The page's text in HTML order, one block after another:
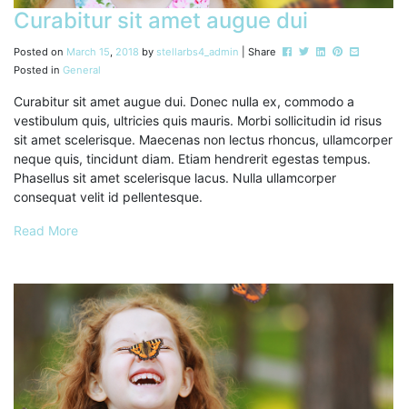
Curabitur sit amet augue dui
Posted on March 15, 2018 by stellarbs4_admin | Share Post this to Facebook
Tweet this
Share this on
Pin this on
Share
Posted in General
Curabitur sit amet augue dui. Donec nulla ex, commodo a
vestibulum quis, ultricies quis mauris. Morbi sollicitudin id risus
sit amet scelerisque. Maecenas non lectus rhoncus, ullamcorper
neque quis, tincidunt diam. Etiam hendrerit egestas tempus.
Phasellus sit amet scelerisque lacus. Nulla ullamcorper
consequat velit id pellentesque.
Read More